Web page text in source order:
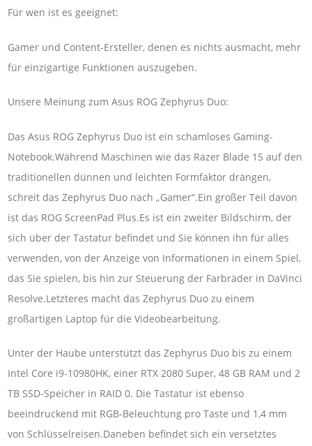
Für wen ist es geeignet:
Gamer und Content-Ersteller, denen es nichts ausmacht, mehr
für einzigartige Funktionen auszugeben.
Unsere Meinung zum Asus ROG Zephyrus Duo:
Das Asus ROG Zephyrus Duo ist ein schamloses Gaming-
Notebook.Während Maschinen wie das Razer Blade 15 auf den
traditionellen dünnen und leichten Formfaktor drängen,
schreit das Zephyrus Duo nach „Gamer“.Ein großer Teil davon
ist das ROG ScreenPad Plus.Es ist ein zweiter Bildschirm, der
sich über der Tastatur befindet und Sie können ihn für alles
verwenden, von der Anzeige von Informationen in einem Spiel,
das Sie spielen, bis hin zur Steuerung der Farbräder in DaVinci
Resolve.Letzteres macht das Zephyrus Duo zu einem
großartigen Laptop für die Videobearbeitung.
Unter der Haube unterstützt das Zephyrus Duo bis zu einem
Intel Core i9-10980HK, einer RTX 2080 Super, 48 GB RAM und 2
TB SSD-Speicher in RAID 0. Die Tastatur ist ebenso
beeindruckend mit RGB-Beleuchtung pro Taste und 1,4 mm
von Schlüsselreisen.Daneben befindet sich ein versetztes